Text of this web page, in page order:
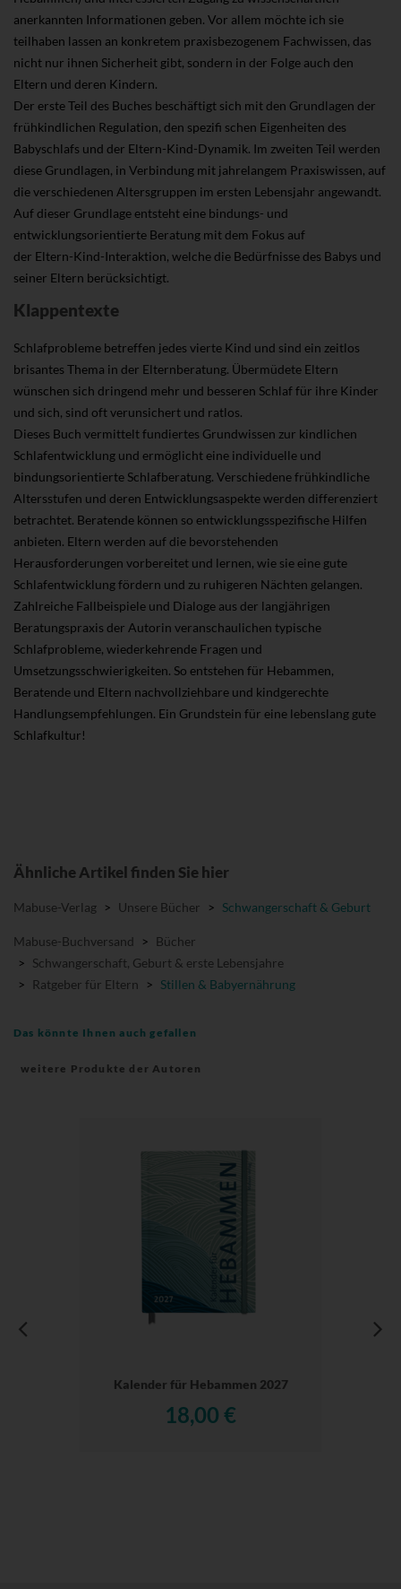
anerkannten Informationen geben. Vor allem möchte ich sie
teilhaben lassen an konkretem praxisbezogenem Fachwissen, das
nicht nur ihnen Sicherheit gibt, sondern in der Folge auch den
Eltern und deren Kindern.
Der erste Teil des Buches beschäftigt sich mit den Grundlagen der
frühkindlichen Regulation, den spezifi schen Eigenheiten des
Babyschlafs und der Eltern-Kind-Dynamik. Im zweiten Teil werden
diese Grundlagen, in Verbindung mit jahrelangem Praxiswissen, auf
die verschiedenen Altersgruppen im ersten Lebensjahr angewandt.
Auf dieser Grundlage entsteht eine bindungs- und
entwicklungsorientierte Beratung mit dem Fokus auf
der Eltern-Kind-Interaktion, welche die Bedürfnisse des Babys und
seiner Eltern berücksichtigt.
Klappentexte
Schlafprobleme betreffen jedes vierte Kind und sind ein zeitlos
brisantes Thema in der Elternberatung. Übermüdete Eltern
wünschen sich dringend mehr und besseren Schlaf für ihre Kinder
und sich, sind oft verunsichert und ratlos.
Dieses Buch vermittelt fundiertes Grundwissen zur kindlichen
Schlafentwicklung und ermöglicht eine individuelle und
bindungsorientierte Schlafberatung. Verschiedene frühkindliche
Altersstufen und deren Entwicklungsaspekte werden differenziert
betrachtet. Beratende können so entwicklungsspezifische Hilfen
anbieten. Eltern werden auf die bevorstehenden
Herausforderungen vorbereitet und lernen, wie sie eine gute
Schlafentwicklung fördern und zu ruhigeren Nächten gelangen.
Zahlreiche Fallbeispiele und Dialoge aus der langjährigen
Beratungspraxis der Autorin veranschaulichen typische
Schlafprobleme, wiederkehrende Fragen und
Umsetzungsschwierigkeiten. So entstehen für Hebammen,
Beratende und Eltern nachvollziehbare und kindgerechte
Handlungsempfehlungen. Ein Grundstein für eine lebenslang gute
Schlafkultur!
Ähnliche Artikel finden Sie hier
Mabuse-Verlag > Unsere Bücher > Schwangerschaft & Geburt
Mabuse-Buchversand > Bücher
> Schwangerschaft, Geburt & erste Lebensjahre
>
Ratgeber für Eltern > Stillen & Babyernährung
Das könnte Ihnen auch gefallen
weitere Produkte der Autoren
Kalender für Hebammen 2027
18,00 €